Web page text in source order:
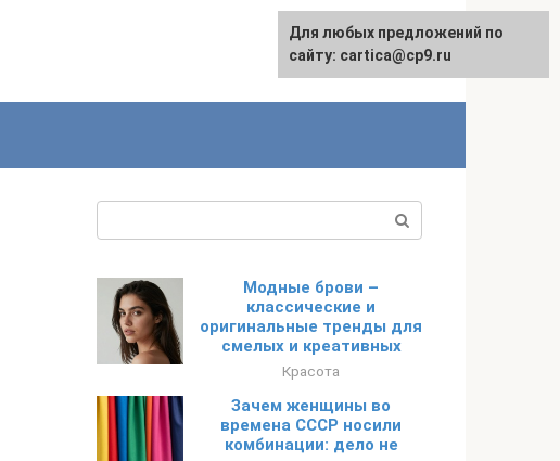
English
Модные брови –
классические и
оригинальные тренды для
смелых и креативных
Красота
Зачем женщины во
времена СССР носили
комбинации: дело не
Для любых предложений по
сайту: cartica@cp9.ru